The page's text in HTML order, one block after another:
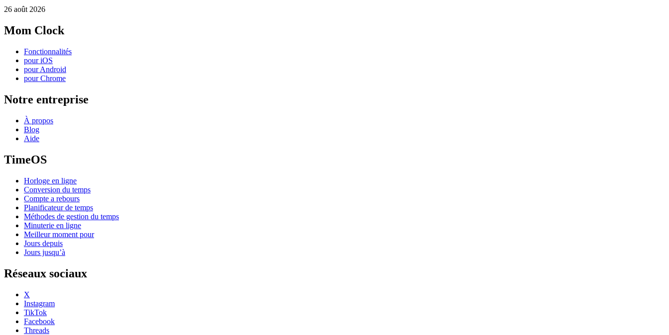
26 août 2026
Mom Clock
Fonctionnalités
pour iOS
pour Android
pour Chrome
Notre entreprise
À propos
Blog
Aide
TimeOS
Horloge en ligne
Conversion du temps
Compte a rebours
Planificateur de temps
Méthodes de gestion du temps
Minuterie en ligne
Meilleur moment pour
Jours depuis
Jours jusqu’à
Réseaux sociaux
X
Instagram
TikTok
Facebook
Threads